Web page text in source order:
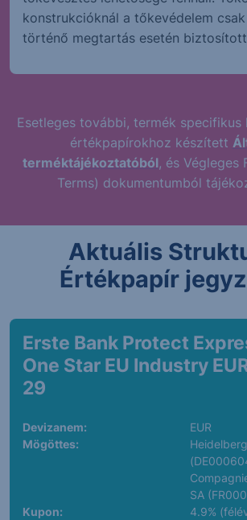
konstrukcióknál a tőkevédelem
történő megtartás esetén
Esetleges további, termék
értékpapírokhoz készített
terméktájékoztatóból, és Végleges
Terms) dokumentumból
Aktuális
Értékpapír
Erste Bank Protect
One Star EU Industry
29
Devizanem:
EUR
Mögöttes:
SA
Kupon:
4.9%